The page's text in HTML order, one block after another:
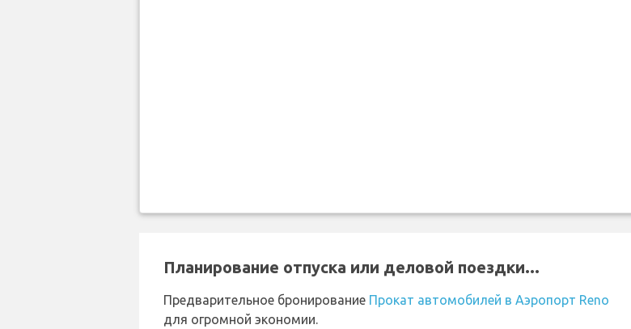
Планирование отпуска или деловой поездки...
Предварительное бронирование Прокат автомобилей в Аэропорт Reno
для огромной экономии.